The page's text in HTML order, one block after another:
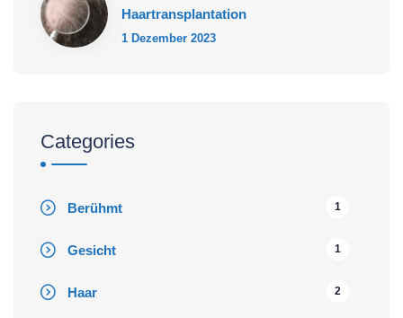
Haartransplantation
1 Dezember 2023
Categories
Berühmt 1
Gesicht 1
Haar 2